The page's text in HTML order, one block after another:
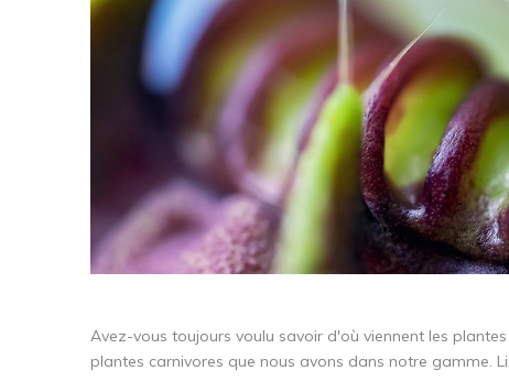
Avez-vous toujours voulu savoir d'où viennent les
plantes carnivores que nous avons dans notre gamme.